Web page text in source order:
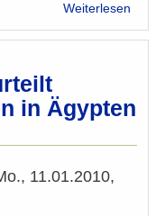
Weiterlesen
im
in Ägypten
11.01.2010,